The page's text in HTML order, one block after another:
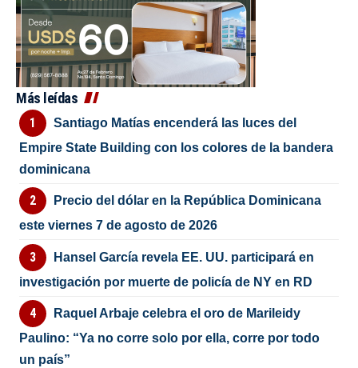
Más leídas
Santiago Matías encenderá las luces del
Empire State Building con los colores de la bandera
dominicana
Precio del dólar en la República Dominicana
este viernes 7 de agosto de 2026
Hansel García revela EE. UU. participará en
investigación por muerte de policía de NY en RD
Raquel Arbaje celebra el oro de Marileidy
Paulino: “Ya no corre solo por ella, corre por todo
un país”